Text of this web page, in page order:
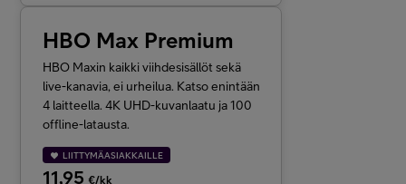
HBO Max Premium
HBO Maxin kaikki viihdesisällöt sekä
live-kanavia, ei urheilua. Katso enintään
4 laitteella. 4K UHD-kuvanlaatu ja 100
offline-latausta.
LIITTYMÄASIAKKAILLE
11,95 €/kk